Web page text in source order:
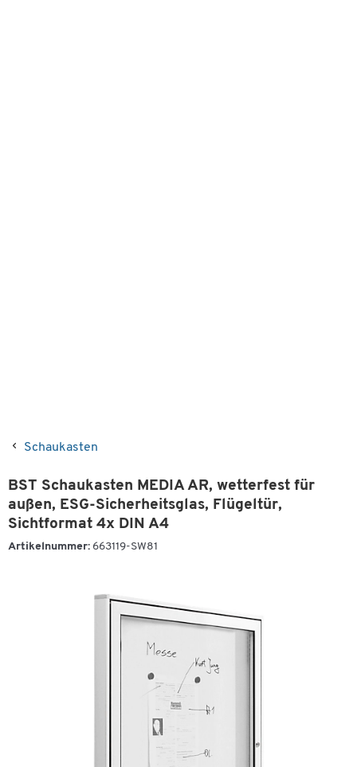
Schaukasten
BST Schaukasten MEDIA AR, wetterfest für
außen, ESG-Sicherheitsglas, Flügeltür,
Sichtformat 4x DIN A4
Artikelnummer: 663119-SW81